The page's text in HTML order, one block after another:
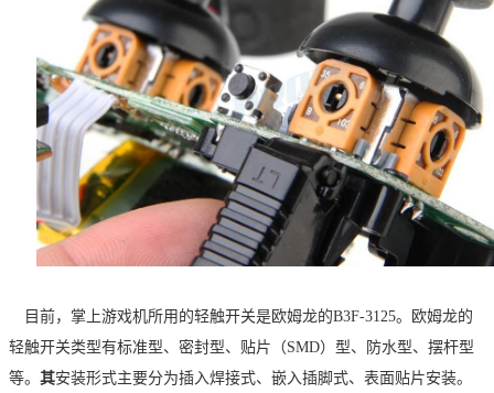
目前，掌上游戏机所用的轻触开关是欧姆龙的B3F-3125。欧姆龙的
轻触开关类型有标准型、密封型、贴片（SMD）型、防水型、摆杆型
等。 其安装形式主要分为插入焊接式、嵌入插脚式、表面贴片安装。